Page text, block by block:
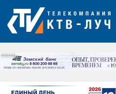
РЕКЛАМА